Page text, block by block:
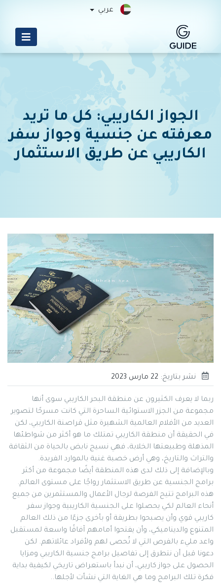
عربي
الجواز الكاريبي: كل ما تريد
معرفته عن جنسية وجواز سفر
الكاريبي عن طريق الاستثمار
نشر بتاريخ: 22 مارس 2023
ربما لا يعرف الكثيرون عن منطقة البحر الكاريبي سوى أنها
مجموعة من الجزر الاستوائية الساحرة التي كانت مسرحًا لتصوير
العديد من الأفلام العالمية الشهيرة مثل قراصنة الكاريبي، لكن
في الحقيقة أن منطقة الكاريبي تمتلك ما هو أكثر من شواطئها
المذهلة وطبيعتها الخلابة، فهي نسيج نابض بالحياة من الثقافة
والتراث والتاريخ، وهي أرض خصبة غنية بالموارد الفريدة.
وبالإضافة إلى ذلك لدى هذه المنطقة أيضًا مجموعة من أكثر
برامج الجنسية عن طريق الاستثمار رواجًا على مستوى العالم.
هذه البرامج تتيح الفرصة لرجال الأعمال والمستثمرين من جميع
أنحاء العالم لكي يحصلوا على الجنسية الكاريبية وجواز سفر
كاريبي قوي وأن يصبحوا بطريقة أو بأخرى جزءًا من ذلك العالم
المتنوع والديناميكي، وأن يفتحوا أمامهم آفاقًا واسعة لمستقبل
واعد مليء بالفرص التي لا تُحصى لهم ولأفراد عائلاتهم. لكن
دعونا قبل أن نتطرق إلى تفاصيل برامج جنسية الكاريبي ومزايا
الحصول على جواز كاريبي، أن نبدأ باستعراض تاريخي لكيفية بداية
فكرة تلك البرامج وما هي الغاية التي نشأت لأجلها..